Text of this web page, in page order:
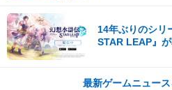
14年ぶりのシリ
STAR LEAP』
最新ゲームニュー